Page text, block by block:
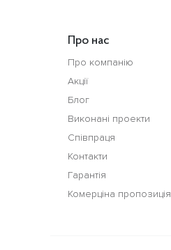
Про нас
Про компанію
Акції
Блог
Виконані проекти
Співпраця
Контакти
Гарантія
Комерціна пропозиція